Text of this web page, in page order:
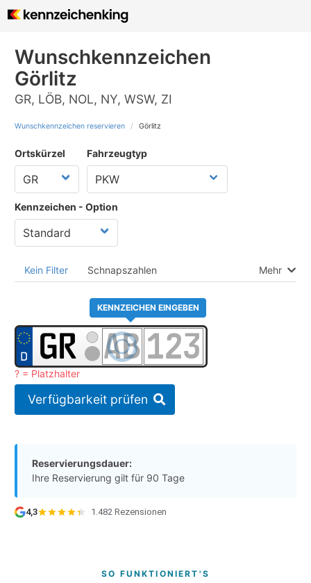
Wunschkennzeichen
Görlitz
GR, LÖB, NOL, NY, WSW, ZI
Wunschkennzeichen reservieren Görlitz
Ortskürzel Fahrzeugtyp
Kennzeichen - Option
Kein Filter Schnapszahlen Mehr
KENNZEICHEN EINGEBEN
? = Platzhalter
Verfügbarkeit prüfen
Reservierungsdauer:
Ihre Reservierung gilt für 90 Tage
4,3 · 1.482 Rezensionen
SO FUNKTIONIERT'S